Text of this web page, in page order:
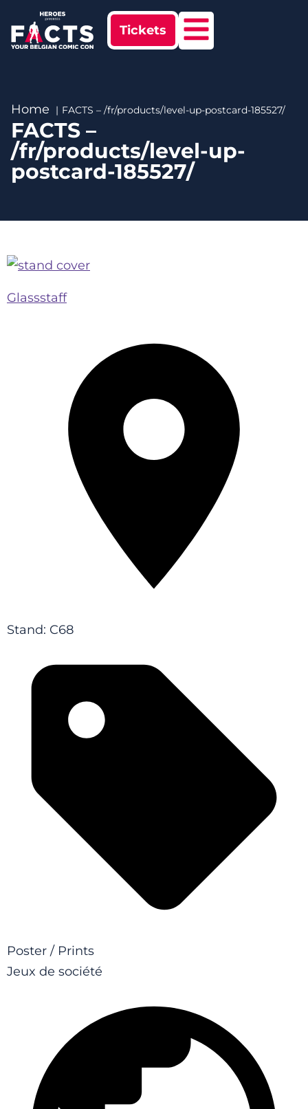
Tickets
Home FACTS – /fr/products/level-up-postcard-185527/
FACTS –
/fr/products/level-up-
postcard-185527/
Glassstaff
Stand: C68
Poster / Prints
Jeux de société